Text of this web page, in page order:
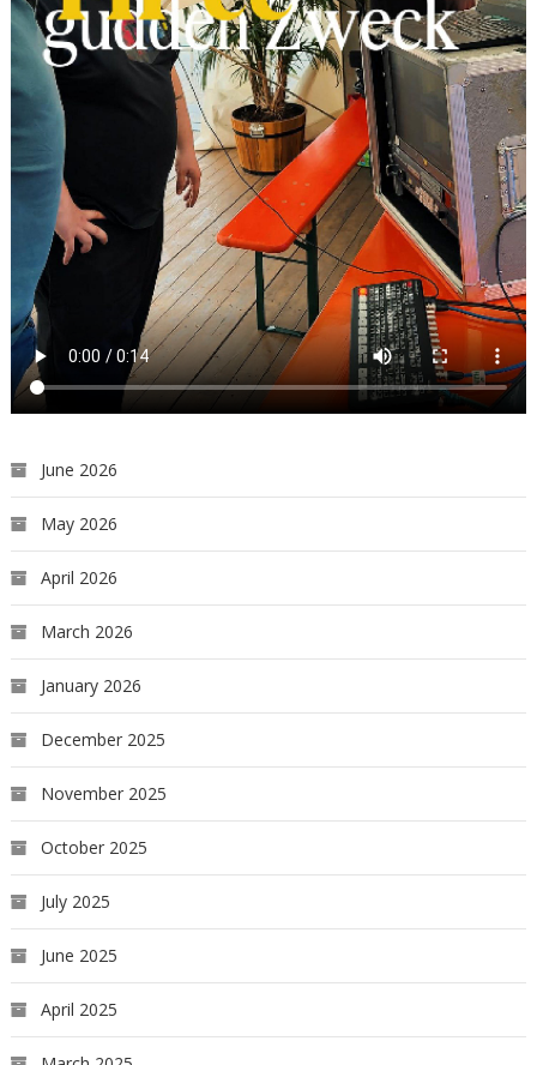
June 2026
May 2026
April 2026
March 2026
January 2026
December 2025
November 2025
October 2025
July 2025
June 2025
April 2025